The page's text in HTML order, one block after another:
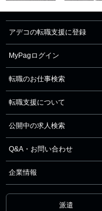
アデコの転職支援に登録
MyPagログイン
転職のお仕事検索
転職支援について
公開中の求人検索
Q&A・お問い合わせ
企業情報
派遣